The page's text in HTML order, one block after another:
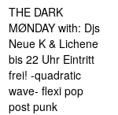
THE DARK
MØNDAY with: Djs
Neue K & Lichene
bis 22 Uhr Eintritt
frei! -quadratic
wave- flexi pop
post punk